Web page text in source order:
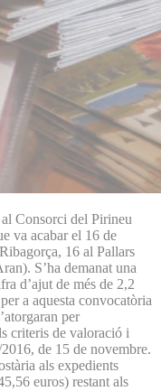
Consorci del Pirineu
va acabar el 16 de
16 al Pallars
S’ha demanat una
d’ajut de més de 2,2
a aquesta convocatòria
per
criteris de valoració i
de 15 de novembre.
als expedients
euros) restant als